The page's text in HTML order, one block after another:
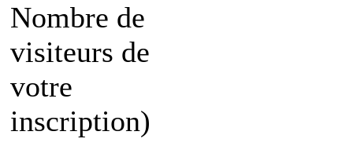
Nombre de
visiteurs de
votre
inscription)